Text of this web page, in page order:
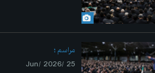
مراسم
25 /Jun/ 2026